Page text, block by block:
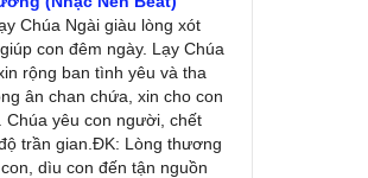
Chúa Ngài giàu lòng xót
con đêm ngày. Lạy Chúa
rộng ban tình yêu và tha
ân chan chứa, xin cho con
Chúa yêu con người, chết
trần gian.ĐK: Lòng thương
dìu con đến tận nguồn